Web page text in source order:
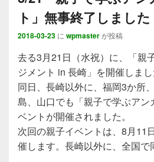
ト」無事終了しました
2018-03-23 に wpmasterが投稿
去る3月21日（水祝）に、「親
ジメント in 長崎」を開催しまし
同日、長崎以外に、福岡3か所
島、山口でも「親子で学ぶアン
ベントが開催されました。
次回の親子イベントは、8月11
催します。長崎以外に、全国で